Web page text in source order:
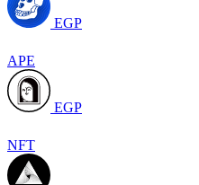
EGP
APE
EGP
NFT